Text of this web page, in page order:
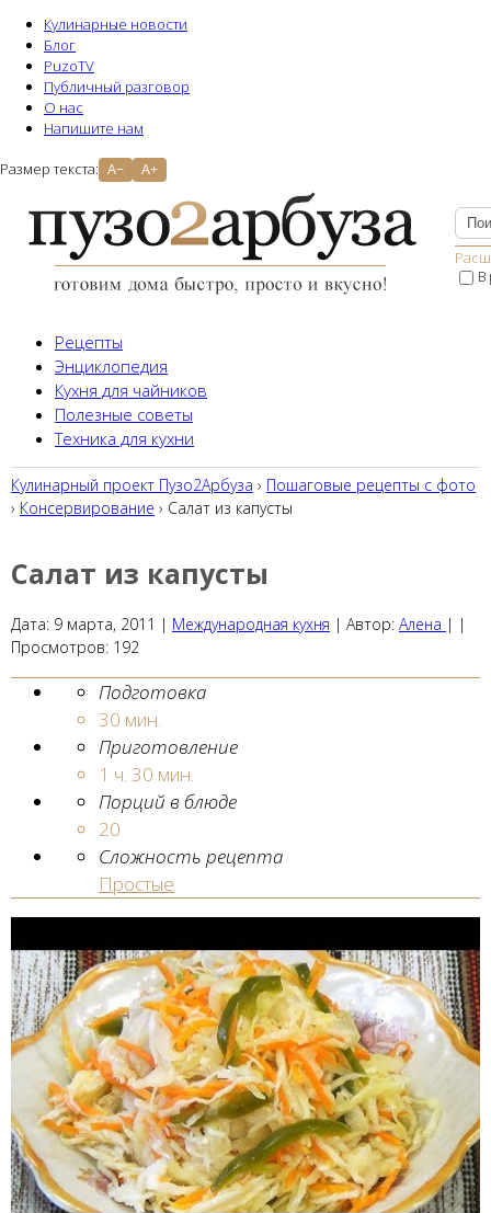
Кулинарные новости
Блог
PuzoTV
Публичный разговор
О нас
Напишите нам
Размер текста: A− A+
В
Рецепты
Энциклопедия
Кухня для чайников
Полезные советы
Техника для кухни
Кулинарный проект Пузо2Aрбуза › Пошаговые рецепты с фото
› Консервирование › Салат из капусты
Салат из капусты
Дата: 9 марта, 2011 | Международная кухня | Автор: Алена | |
Просмотров: 192
Подготовка
30 мин.
Приготовление
1 ч. 30 мин.
Порций в блюде
20
Сложность рецепта
Простые